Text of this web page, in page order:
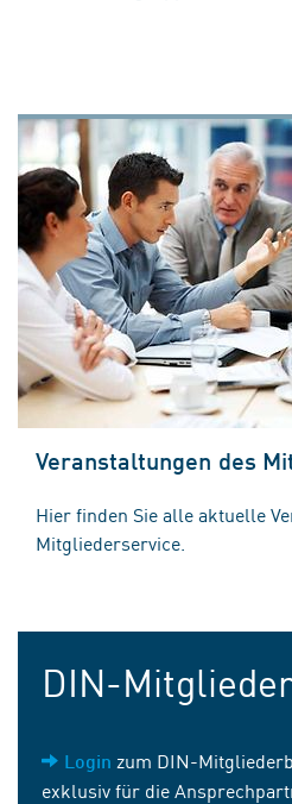
Veranstaltungen des
Hier finden Sie alle aktuelle
Mitgliederservice.
DIN-
Login zum DIN-
exklusiv für die